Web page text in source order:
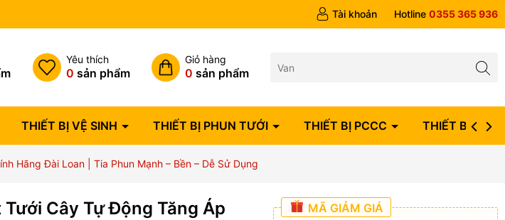
Tài khoản Hotline 0355 365 936
Yêu thích
0 sản phẩm
Giỏ hàng
0 sản phẩm
THIẾT BỊ VỆ SINH THIẾT BỊ PHUN TƯỚI THIẾT BỊ PCCC THIẾT BỊ ĐIỆN
Hãng Đài Loan | Tia Phun Mạnh – Bền – Dễ Sử Dụng
Cây Tự Động Tăng Áp
MÃ GIẢM GIÁ